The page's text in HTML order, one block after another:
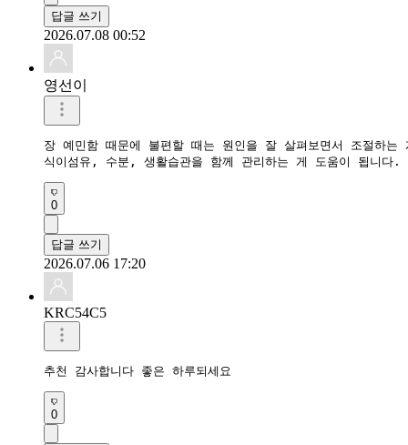
답글 쓰기
2026.07.08 00:52
영선이
장 예민함 때문에 불편할 때는 원인을 잘 살펴보면서 조절하는
0
답글 쓰기
2026.07.06 17:20
KRC54C5
추천 감사합니다 좋은 하루되세요
0